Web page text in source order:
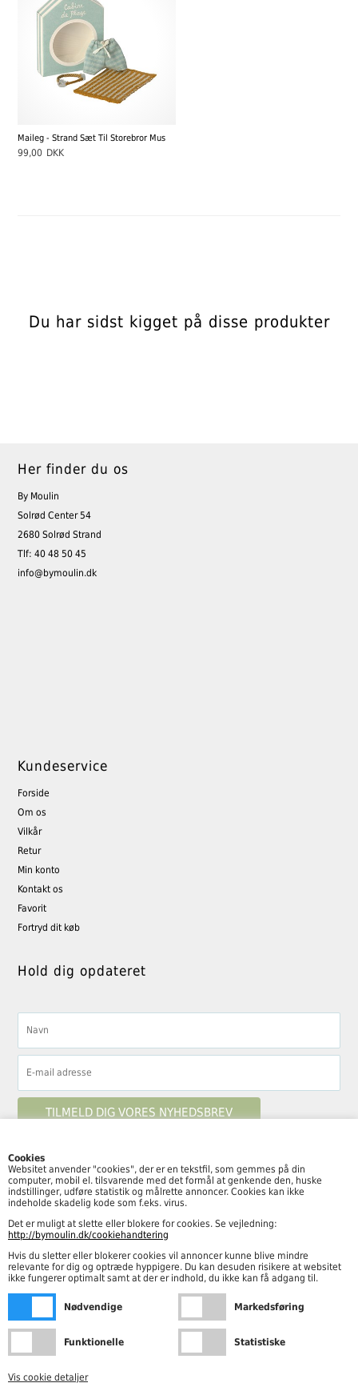
Cookies
Websitet anvender "cookies", der er en tekstfil, som gemmes på din
computer, mobil el. tilsvarende med det formål at genkende den, huske
indstillinger, udføre statistik og målrette annoncer. Cookies kan ikke
indeholde skadelig kode som f.eks. virus.
Det er muligt at slette eller blokere for cookies. Se vejledning:
http://bymoulin.dk/cookiehandtering
Hvis du sletter eller blokerer cookies vil annoncer kunne blive mindre
relevante for dig og optræde hyppigere. Du kan desuden risikere at websitet
ikke fungerer optimalt samt at der er indhold, du ikke kan få adgang til.
Nødvendige Markedsføring
Funktionelle Statistiske
Vis cookie detaljer
Maileg - Strand Sæt Til Storebror Mus
99,00 DKK
Du har sidst kigget på disse produkter
Her finder du os
By Moulin
Solrød Center 54
2680 Solrød Strand
Tlf: 40 48 50 45
info@bymoulin.dk
Kundeservice
Forside
Om os
Vilkår
Retur
Min konto
Kontakt os
Favorit
Fortryd dit køb
Hold dig opdateret
Følg By Moulin her
Åbningstider
Mandag – fredag kl. 10.00-18.00
Lørdag kl. 10.00-15.00